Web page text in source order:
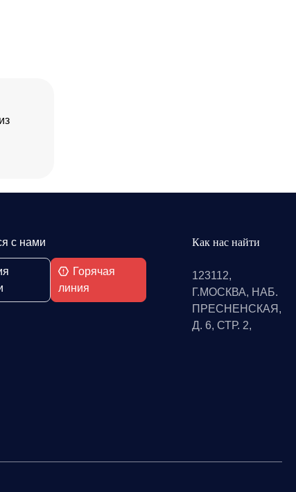
с нами
Горячая
линия
Как нас найти
123112,
Г.МОСКВА, НАБ.
ПРЕСНЕНСКАЯ,
Д. 6, СТР. 2,